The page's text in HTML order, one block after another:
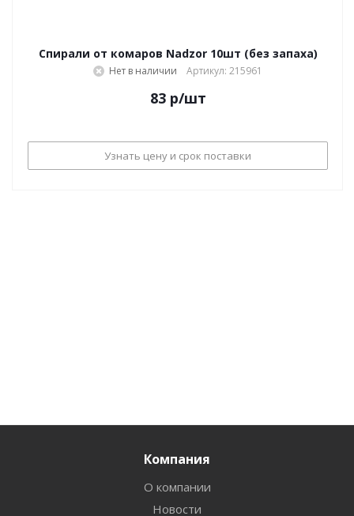
Спирали от комаров Nadzor 10шт (без запаха)
Нет в наличии Артикул: 215961
83р/шт
Узнать цену и срок поставки
Компания
О компании
Новости